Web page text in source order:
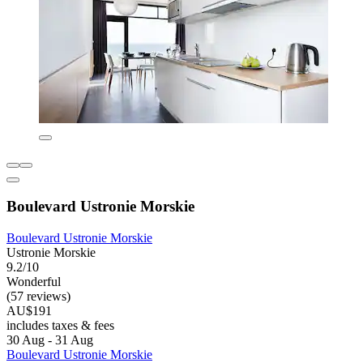
Boulevard Ustronie Morskie
Boulevard Ustronie Morskie
Ustronie Morskie
9.2/10
Wonderful
(57 reviews)
AU$191
includes taxes & fees
30 Aug - 31 Aug
Boulevard Ustronie Morskie